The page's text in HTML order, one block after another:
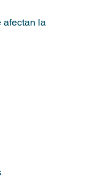
afectan la